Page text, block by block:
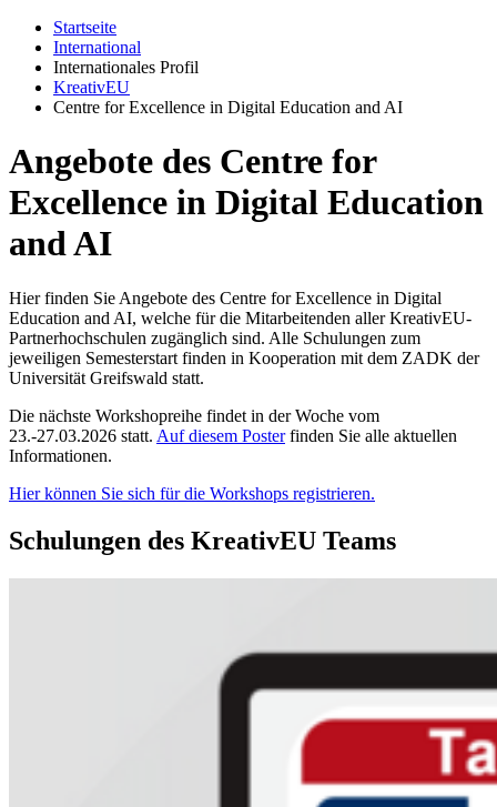
Startseite
International
Internationales Profil
KreativEU
Centre for Excellence in Digital Education and AI
Angebote des Centre for
Excellence in Digital Education
and AI
Hier finden Sie Angebote des Centre for Excellence in Digital
Education and AI, welche für die Mitarbeitenden aller KreativEU-
Partnerhochschulen zugänglich sind. Alle Schulungen zum
jeweiligen Semesterstart finden in Kooperation mit dem ZADK der
Universität Greifswald statt.
Die nächste Workshopreihe findet in der Woche vom
23.-27.03.2026 statt. Auf diesem Posterfinden Sie alle aktuellen
Informationen.
Hier können Sie sich für die Workshops registrieren.
Schulungen des KreativEU Teams